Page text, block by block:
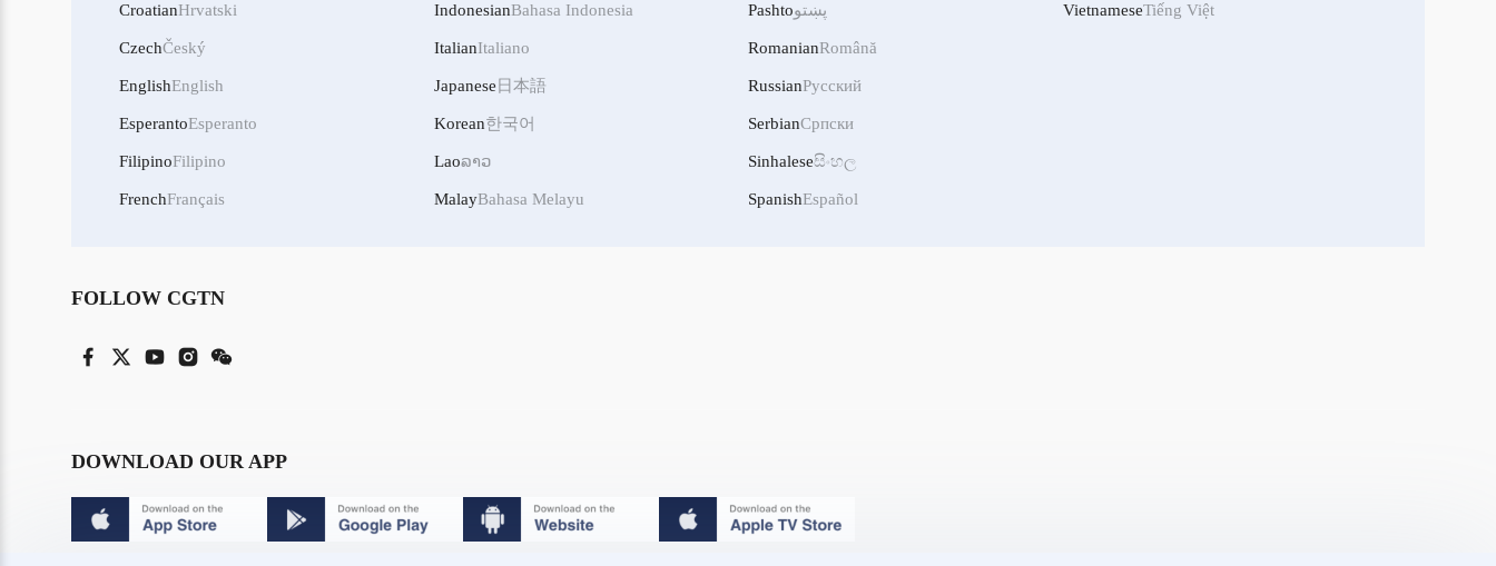
CroatianHrvatski
CzechČeský
EnglishEnglish
EsperantoEsperanto
FilipinoFilipino
FrenchFrançais
IndonesianBahasa Indonesia
ItalianItaliano
Japanese 日本語
Korean한국어
Laoລາວ
MalayBahasa Melayu
Pashtoپښتو
RomanianRomână
RussianРусский
SerbianСрпски
Sinhaleseසිංහල
SpanishEspañol
VietnameseTiếng Việt
FOLLOW CGTN
DOWNLOAD OUR APP